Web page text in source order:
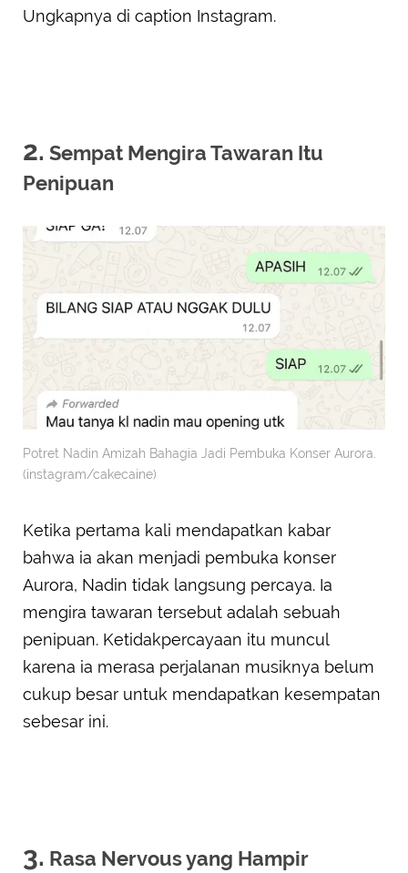
Ungkapnya di caption Instagram.
2. Sempat Mengira Tawaran Itu
Penipuan
Potret Nadin Amizah Bahagia Jadi Pembuka Konser Aurora.
(instagram/cakecaine)
Ketika pertama kali mendapatkan kabar
bahwa ia akan menjadi pembuka konser
Aurora, Nadin tidak langsung percaya. Ia
mengira tawaran tersebut adalah sebuah
penipuan. Ketidakpercayaan itu muncul
karena ia merasa perjalanan musiknya belum
cukup besar untuk mendapatkan kesempatan
sebesar ini.
3. Rasa Nervous yang Hampir